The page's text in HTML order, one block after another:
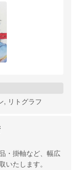
, リトグラフ
・掛軸など、幅広
いたします。